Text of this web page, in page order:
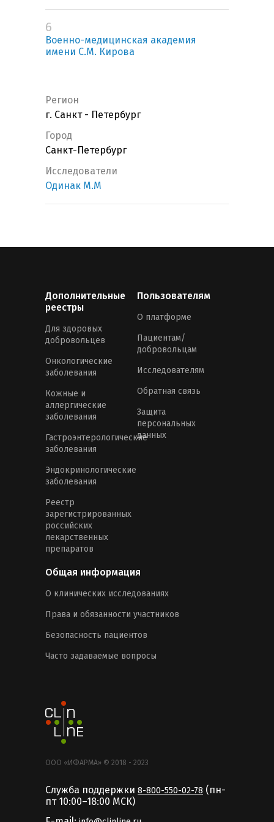
6
Военно-медицинская академия
имени С.М. Кирова
Регион
г. Санкт - Петербург
Город
Санкт-Петербург
Исследователи
Одинак М.М
Дополнительные
реестры
Для здоровых
добровольцев
Онкологические
заболевания
Кожные и
аллергические
заболевания
Гастроэнтерологические
заболевания
Эндокринологические
заболевания
Реестр
зарегистрированных
российских
лекарственных
препаратов
Пользователям
О платформе
Пациентам/
добровольцам
Исследователям
Обратная связь
Защита
персональных
данных
Общая информация
О клинических исследованиях
Права и обязанности участников
Безопасность пациентов
Часто задаваемые вопросы
ООО «ИФАРМА» © 2018 - 2023
Служба поддержки 8-800-550-02-78 (пн-
пт 10:00–18:00 MCК)